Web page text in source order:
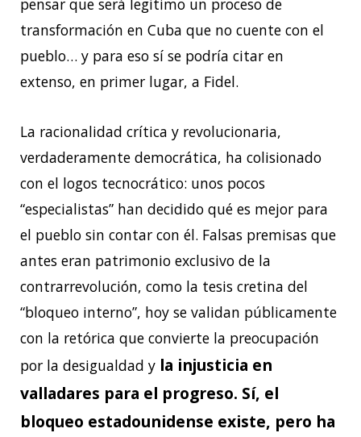
pensar que será legítimo un proceso de
transformación en Cuba que no cuente con el
pueblo… y para eso sí se podría citar en
extenso, en primer lugar, a Fidel.
La racionalidad crítica y revolucionaria,
verdaderamente democrática, ha colisionado
con el logos tecnocrático: unos pocos
“especialistas” han decidido qué es mejor para
el pueblo sin contar con él. Falsas premisas que
antes eran patrimonio exclusivo de la
contrarrevolución, como la tesis cretina del
“bloqueo interno”, hoy se validan públicamente
con la retórica que convierte la preocupación
por la desigualdad y la injusticia en
valladares para el progreso. Sí, el
bloqueo estadounidense existe, pero ha